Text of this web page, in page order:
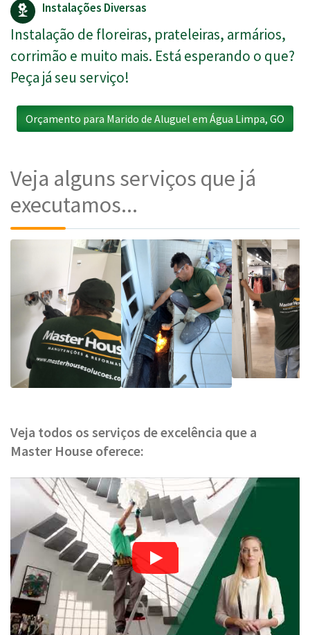
Instalações Diversas
Instalação de floreiras, prateleiras, armários,
corrimão e muito mais. Está esperando o que?
Peça já seu serviço!
Orçamento para Marido de Aluguel em Água Limpa, GO
Veja alguns serviços que já
executamos...
Veja todos os serviços de excelência que a
Master House oferece: